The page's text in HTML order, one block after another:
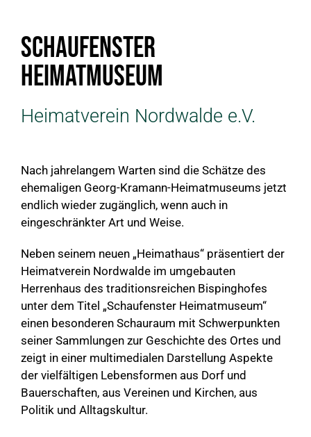
Schaufenster
Heimatmuseum
Heimatverein Nordwalde e.V.
Nach jahrelangem Warten sind die Schätze des
ehemaligen Georg-Kramann-Heimatmuseums jetzt
endlich wieder zugänglich, wenn auch in
eingeschränkter Art und Weise.
Neben seinem neuen „Heimathaus“ präsentiert der
Heimatverein Nordwalde im umgebauten
Herrenhaus des traditionsreichen Bispinghofes
unter dem Titel „Schaufenster Heimatmuseum“
einen besonderen Schauraum mit Schwerpunkten
seiner Sammlungen zur Geschichte des Ortes und
zeigt in einer multimedialen Darstellung Aspekte
der vielfältigen Lebensformen aus Dorf und
Bauerschaften, aus Vereinen und Kirchen, aus
Politik und Alltagskultur.